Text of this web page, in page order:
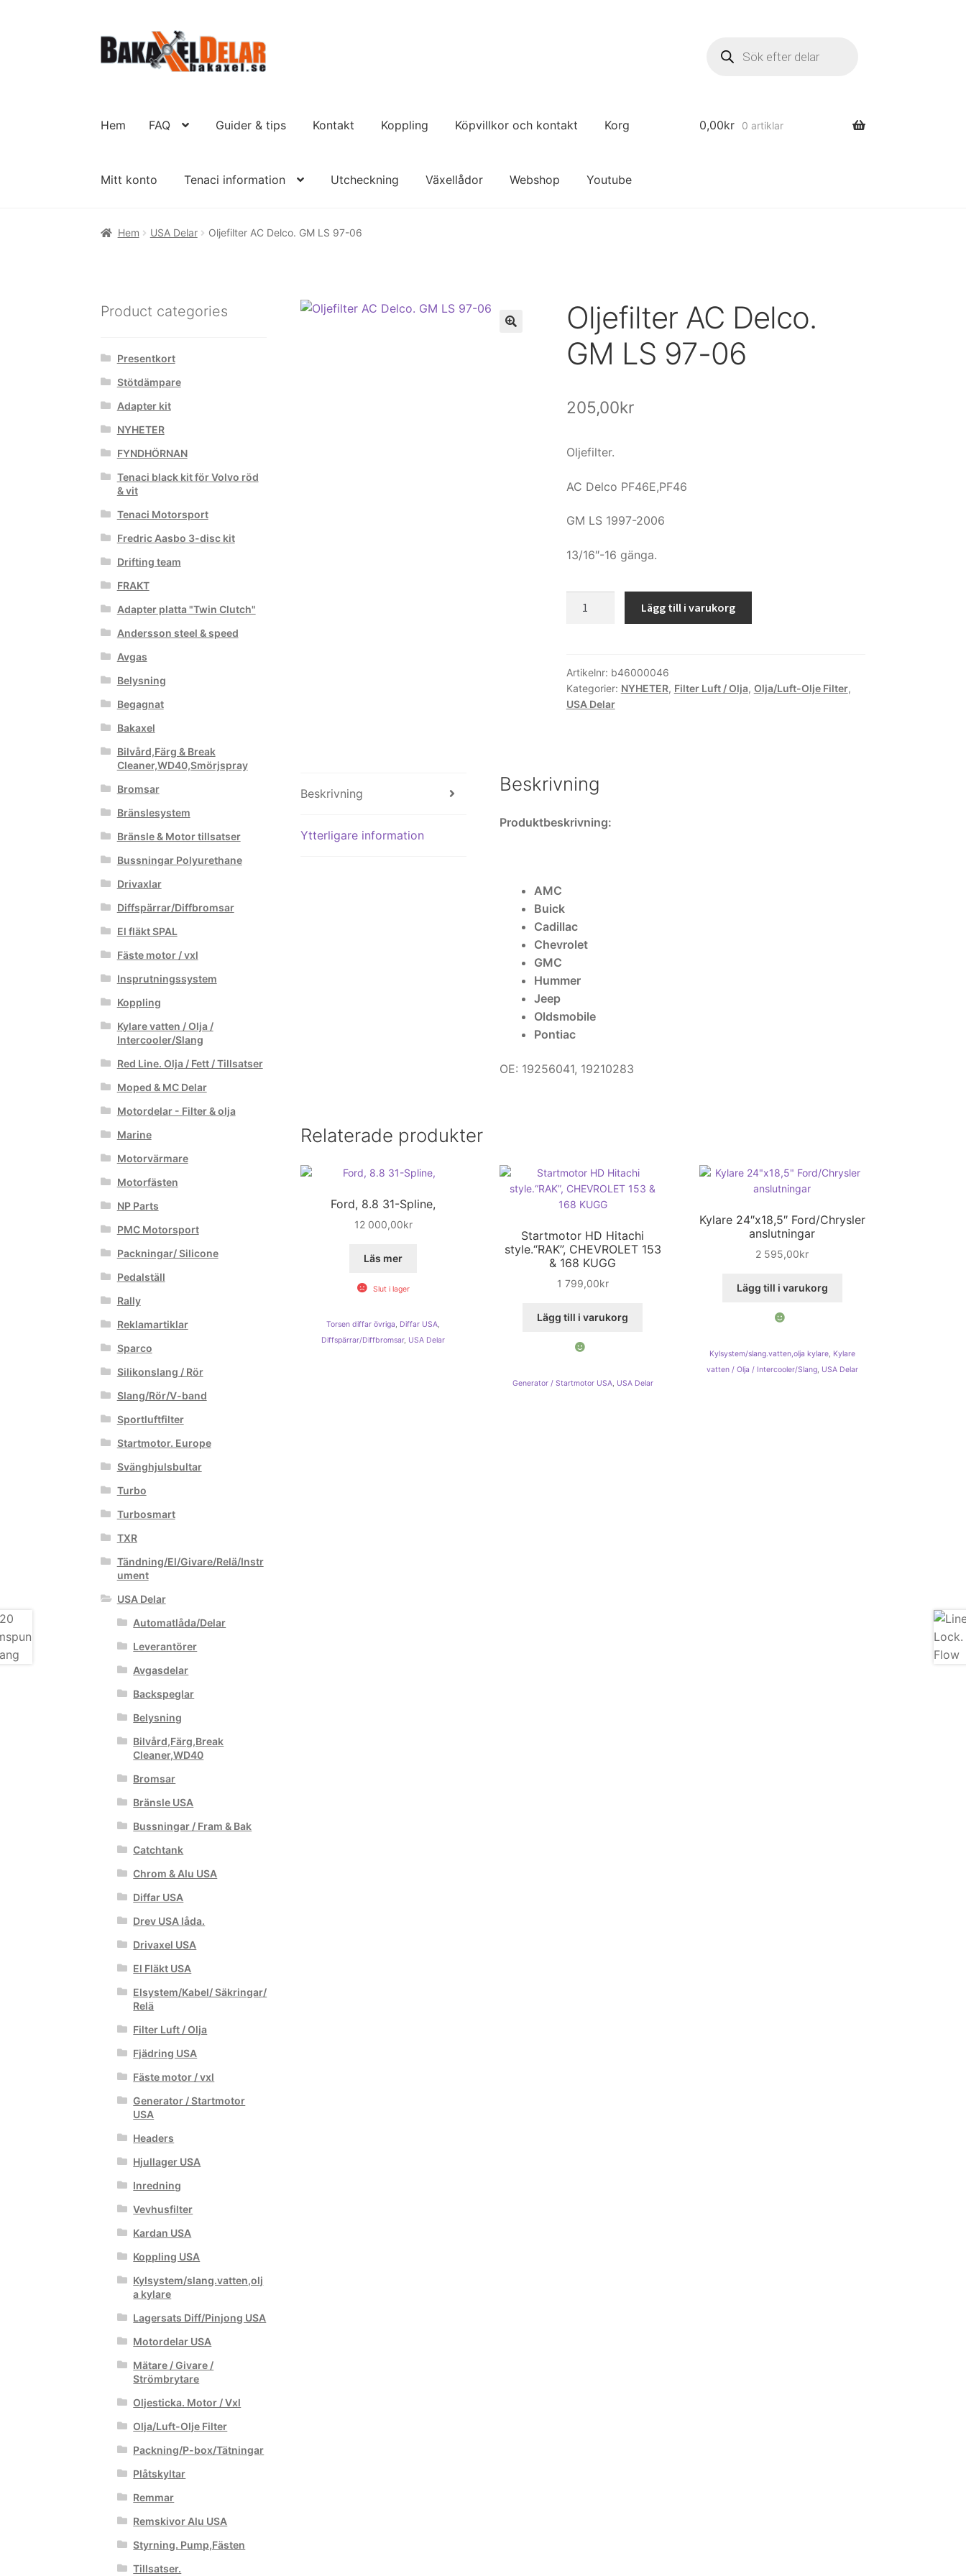
Hoppa
till
navigering
Hoppa
till
Hem FAQ Guider & tips Kontakt Koppling Köpvillkor och kontakt Korg
Mitt konto Tenaci information Utcheckning Växellådor Webshop Youtube
0,00kr 0 artiklar
Hem USA Delar Oljefilter AC Delco. GM LS 97-06
Oljefilter AC Delco.
GM LS 97-06
205,00kr
Oljefilter.
AC Delco PF46E,PF46
GM LS 1997-2006
13/16″-16 gänga.
LS
97-
06
Lägg till i varukorg
Artikelnr: b46000046
Kategorier: NYHETER, Filter Luft / Olja, Olja/Luft-Olje Filter,
USA Delar
Beskrivning
Ytterligare information
Beskrivning
Produktbeskrivning:
AMC
Buick
Cadillac
Chevrolet
GMC
Hummer
Jeep
Oldsmobile
Pontiac
OE: 19256041, 19210283
Relaterade produkter
Ford, 8.8 31-Spline,
12 000,00kr
Läs mer
Slut i lager
Torsen diffar övriga, Diffar USA,
Diffspärrar/Diffbromsar, USA Delar
Startmotor HD Hitachi
style.“RAK”, CHEVROLET 153
& 168 KUGG
1 799,00kr
Lägg till i varukorg
Generator / Startmotor USA, USA Delar
Kylare 24″x18,5″ Ford/Chrysler
anslutningar
2 595,00kr
Lägg till i varukorg
Kylsystem/slang.vatten,olja kylare, Kylare
vatten / Olja / Intercooler/Slang, USA Delar
Product categories
Presentkort
Stötdämpare
Adapter kit
NYHETER
FYNDHÖRNAN
Tenaci black kit för Volvo röd
& vit
Tenaci Motorsport
Fredric Aasbo 3-disc kit
Drifting team
FRAKT
Adapter platta "Twin Clutch"
Andersson steel & speed
Avgas
Belysning
Begagnat
Bakaxel
Bilvård,Färg & Break
Cleaner,WD40,Smörjspray
Bromsar
Bränslesystem
Bränsle & Motor tillsatser
Bussningar Polyurethane
Drivaxlar
Diffspärrar/Diffbromsar
El fläkt SPAL
Fäste motor / vxl
Insprutningssystem
Koppling
Kylare vatten / Olja /
Intercooler/Slang
Red Line. Olja / Fett / Tillsatser
Moped & MC Delar
Motordelar - Filter & olja
Marine
Motorvärmare
Motorfästen
NP Parts
PMC Motorsport
Packningar/ Silicone
Pedalställ
Rally
Reklamartiklar
Sparco
Silikonslang / Rör
Slang/Rör/V-band
Sportluftfilter
Startmotor. Europe
Svänghjulsbultar
Turbo
Turbosmart
TXR
Tändning/El/Givare/Relä/Instr
ument
USA Delar
Automatlåda/Delar
Leverantörer
Avgasdelar
Backspeglar
Belysning
Bilvård,Färg,Break
Cleaner,WD40
Bromsar
Bränsle USA
Bussningar / Fram & Bak
Catchtank
Chrom & Alu USA
Diffar USA
Drev USA låda.
Drivaxel USA
El Fläkt USA
Elsystem/Kabel/ Säkringar/
Relä
Filter Luft / Olja
Fjädring USA
Fäste motor / vxl
Generator / Startmotor
USA
Headers
Hjullager USA
Inredning
Vevhusfilter
Kardan USA
Koppling USA
Kylsystem/slang.vatten,olj
a kylare
Lagersats Diff/Pinjong USA
Motordelar USA
Mätare / Givare /
Strömbrytare
Oljesticka. Motor / Vxl
Olja/Luft-Olje Filter
Packning/P-box/Tätningar
Plåtskyltar
Remmar
Remskivor Alu USA
Styrning. Pump,Fästen
Tillsatser.